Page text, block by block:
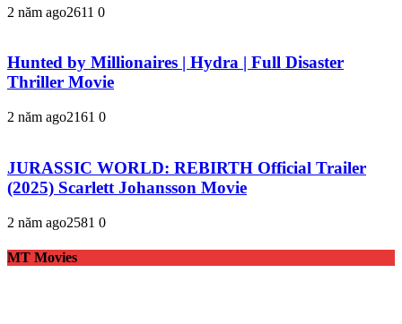
2 năm ago2611 0
Hunted by Millionaires | Hydra | Full Disaster
Thriller Movie
2 năm ago2161 0
JURASSIC WORLD: REBIRTH Official Trailer
(2025) Scarlett Johansson Movie
2 năm ago2581 0
MT Movies